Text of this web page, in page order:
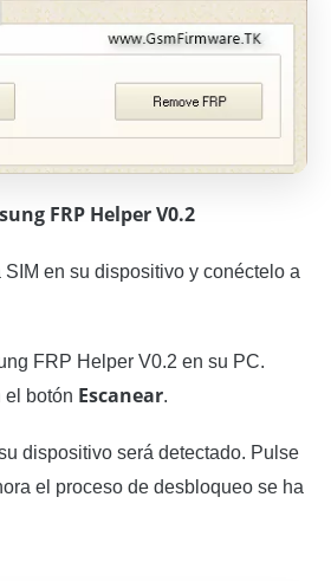
FRP Helper V0.2
SIM en su dispositivo y conéctelo a
FRP Helper V0.2 en su PC.
el botón Escanear.
dispositivo será detectado. Pulse
el proceso de desbloqueo se ha